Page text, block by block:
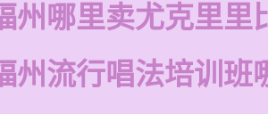
州哪里卖尤克里里
州流行唱法培训班